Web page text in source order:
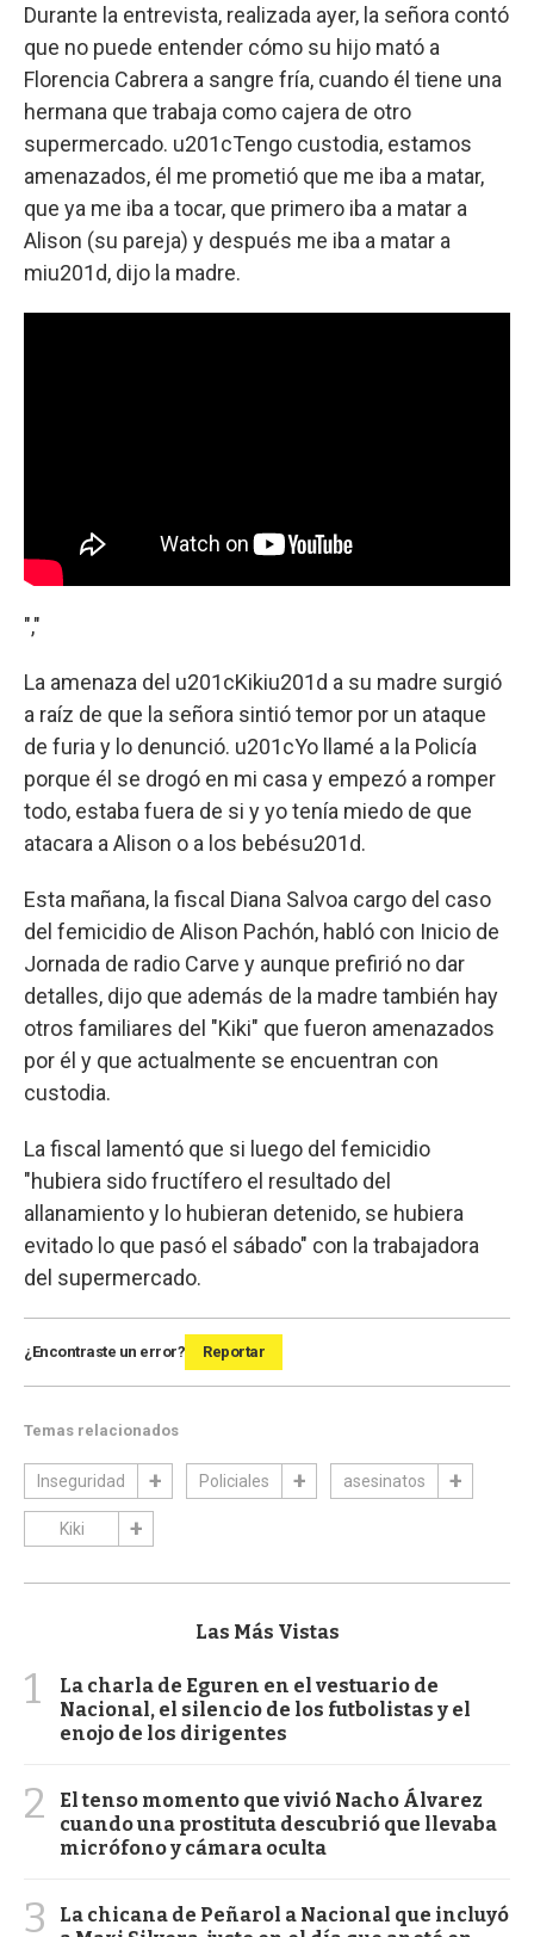
Durante la entrevista, realizada ayer, la señora contó
que no puede entender cómo su hijo mató a
Florencia Cabrera a sangre fría, cuando él tiene una
hermana que trabaja como cajera de otro
supermercado. u201cTengo custodia, estamos
amenazados, él me prometió que me iba a matar,
que ya me iba a tocar, que primero iba a matar a
Alison (su pareja) y después me iba a matar a
miu201d, dijo la madre.
","
La amenaza del u201cKikiu201d a su madre surgió
a raíz de que la señora sintió temor por un ataque
de furia y lo denunció. u201cYo llamé a la Policía
porque él se drogó en mi casa y empezó a romper
todo, estaba fuera de si y yo tenía miedo de que
atacara a Alison o a los bebésu201d.
Esta mañana, la fiscal Diana Salvoa cargo del caso
del femicidio de Alison Pachón, habló con Inicio de
Jornada de radio Carve y aunque prefirió no dar
detalles, dijo que además de la madre también hay
otros familiares del "Kiki" que fueron amenazados
por él y que actualmente se encuentran con
custodia.
La fiscal lamentó que si luego del femicidio
"hubiera sido fructífero el resultado del
allanamiento y lo hubieran detenido, se hubiera
evitado lo que pasó el sábado" con la trabajadora
del supermercado.
¿Encontraste un error? Reportar
Temas relacionados
Inseguridad Policiales asesinatos
Kiki
Las Más Vistas
1
La charla de Eguren en el vestuario de
Nacional, el silencio de los futbolistas y el
enojo de los dirigentes
2
El tenso momento que vivió Nacho Álvarez
cuando una prostituta descubrió que llevaba
micrófono y cámara oculta
3
La chicana de Peñarol a Nacional que incluyó